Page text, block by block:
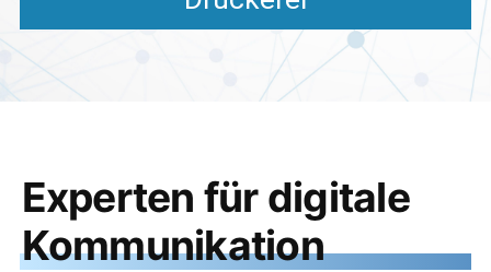
Experten für digitale
Kommunikation